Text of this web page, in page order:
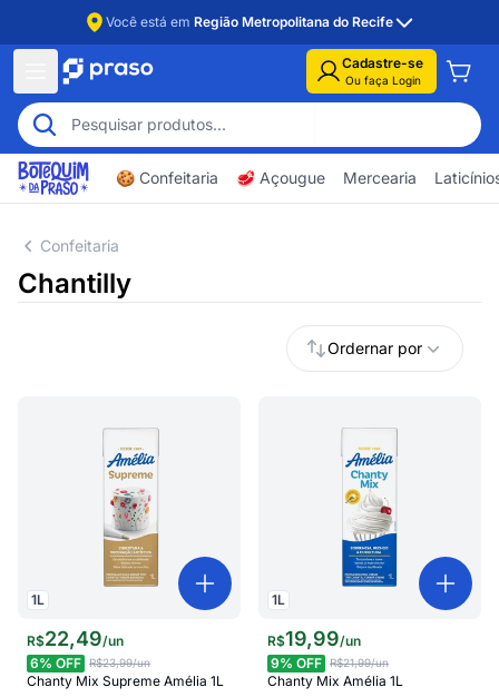
Você está em Região Metropolitana do Recife
Cadastre-se
Ou faça Login
🍪 Confeitaria 🥩 Açougue Mercearia
Confeitaria
Chantilly
Ordernar por
1L
R$22,49/un
6% OFF R$23,99/un
Chanty Mix Supreme Amélia 1L
1L
R$19,99/un
9% OFF R$21,99/un
Chanty Mix Amélia 1L